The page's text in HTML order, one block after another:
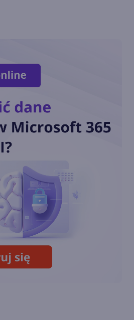
Xbox na Windows
Call of Duty: Black Ops 6 od
Zagramy w posiadane gry w
ramach Xbox Cloud Gaming